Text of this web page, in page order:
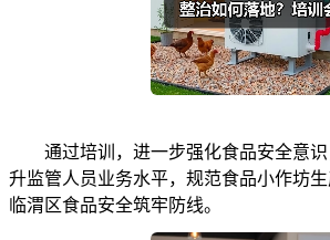
通过培训，进一步强化食品安全意识
升监管人员业务水平，规范食品小作坊
临渭区食品安全筑牢防线。